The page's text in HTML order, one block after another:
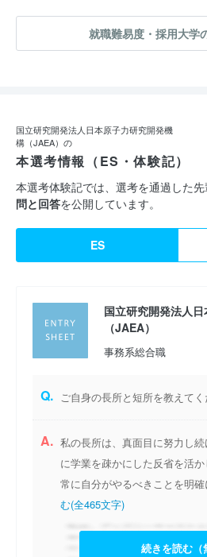
就職難易度・採用大学
国立研究開発法人日本原子力研究開発機
構（JAEA）の
本選考情報（ES・体験記）
本選考体験記では、選考を通過した
問と回答を公開しています。
ES
国立研究開発法人
（JAEA）
事務系総合職
Q. ご自身の長所と短所を教えてく
A. 私の長所は、真面目に努力し
に学業を疎かにした反省を活
常に自分がやるべきことを明
む(全465文字)
続きを読む（